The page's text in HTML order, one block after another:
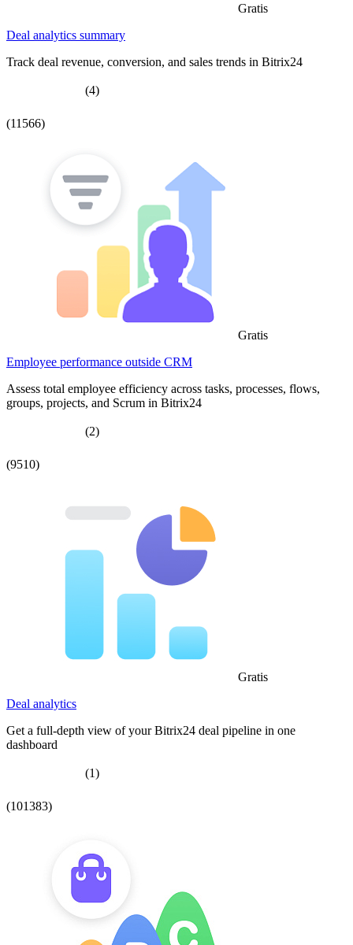
Gratis
Deal analytics summary
Track deal revenue, conversion, and sales trends in Bitrix24
(4)
(11566)
Gratis
Employee performance outside CRM
Assess total employee efficiency across tasks, processes, flows,
groups, projects, and Scrum in Bitrix24
(2)
(9510)
Gratis
Deal analytics
Get a full-depth view of your Bitrix24 deal pipeline in one
dashboard
(1)
(101383)